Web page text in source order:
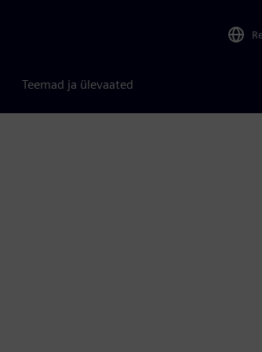
Teemad ja ülevaated